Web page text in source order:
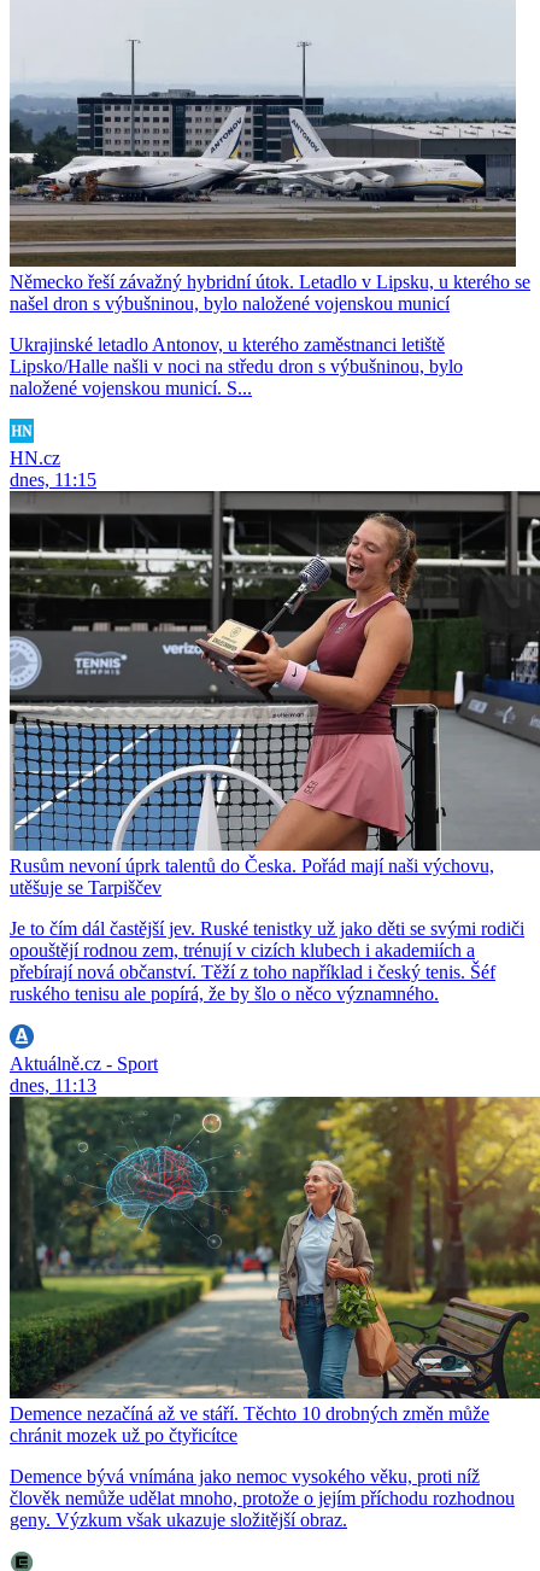
Německo řeší závažný hybridní útok. Letadlo v Lipsku, u kterého se
našel dron s výbušninou, bylo naložené vojenskou municí
Ukrajinské letadlo Antonov, u kterého zaměstnanci letiště
Lipsko/Halle našli v noci na středu dron s výbušninou, bylo
naložené vojenskou municí. S...
HN.cz
dnes, 11:15
Rusům nevoní úprk talentů do Česka. Pořád mají naši výchovu,
utěšuje se Tarpiščev
Je to čím dál častější jev. Ruské tenistky už jako děti se svými rodiči
opouštějí rodnou zem, trénují v cizích klubech i akademiích a
přebírají nová občanství. Těží z toho například i český tenis. Šéf
ruského tenisu ale popírá, že by šlo o něco významného.
Aktuálně.cz - Sport
dnes, 11:13
Demence nezačíná až ve stáří. Těchto 10 drobných změn může
chránit mozek už po čtyřicítce
Demence bývá vnímána jako nemoc vysokého věku, proti níž
člověk nemůže udělat mnoho, protože o jejím příchodu rozhodnou
geny. Výzkum však ukazuje složitější obraz.